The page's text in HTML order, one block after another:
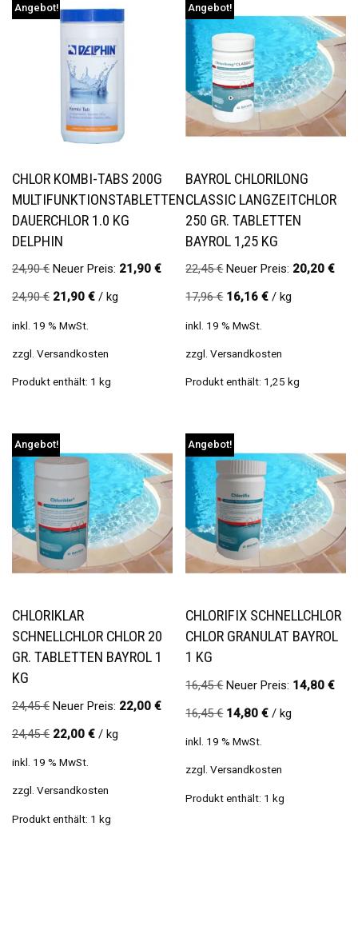
Angebot!
CHLOR KOMBI-TABS 200G
MULTIFUNKTIONSTABLETTEN
DAUERCHLOR 1.0 KG
DELPHIN
24,90€ Neuer Preis: 21,90 €
24,90€ 21,90 € / kg
inkl. 19 % MwSt.
zzgl. Versandkosten
Produkt enthält: 1 kg
Angebot!
BAYROL CHLORILONG
CLASSIC LANGZEITCHLOR
250 GR. TABLETTEN
BAYROL 1,25 KG
22,45€ Neuer Preis: 20,20€
17,96€ 16,16€ / kg
inkl. 19 % MwSt.
zzgl.Versandkosten
Produkt enthält: 1,25kg
Angebot!
CHLORIKLAR
SCHNELLCHLOR CHLOR 20
GR. TABLETTEN BAYROL 1
KG
24,45€ Neuer Preis: 22,00 €
24,45€ 22,00 € / kg
inkl. 19 % MwSt.
zzgl. Versandkosten
Produkt enthält: 1 kg
Angebot!
CHLORIFIX SCHNELLCHLOR
CHLOR GRANULAT BAYROL
1 KG
16,45€ Neuer Preis: 14,80€
16,45€ 14,80€ /kg
inkl. 19 % MwSt.
zzgl.Versandkosten
Produkt enthält: 1kg